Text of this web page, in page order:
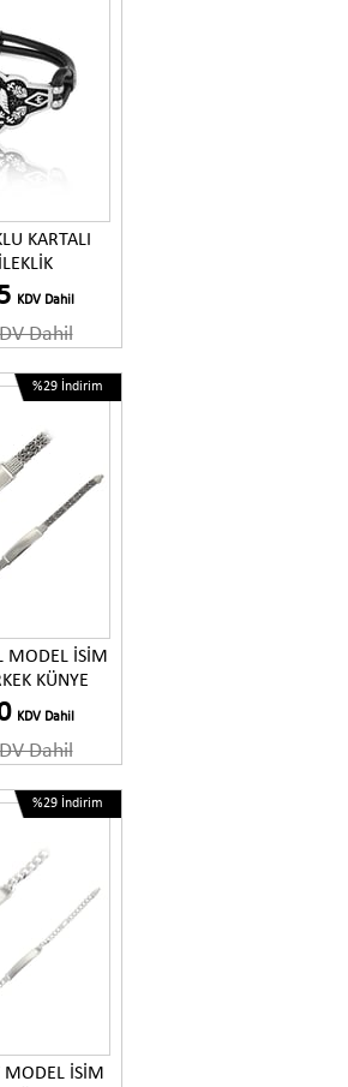
KARTALI
KDV Dahil
Dahil
MODEL İSİM
KÜNYE
KDV Dahil
Dahil
%29 İndirim
İSİM
%29 İndirim